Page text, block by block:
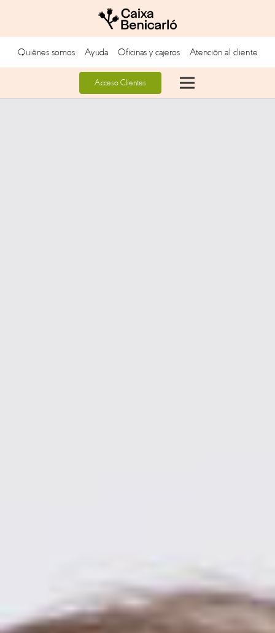
Quiénes somos Ayuda Oficinas y cajeros Atención al cliente
Acceso Clientes